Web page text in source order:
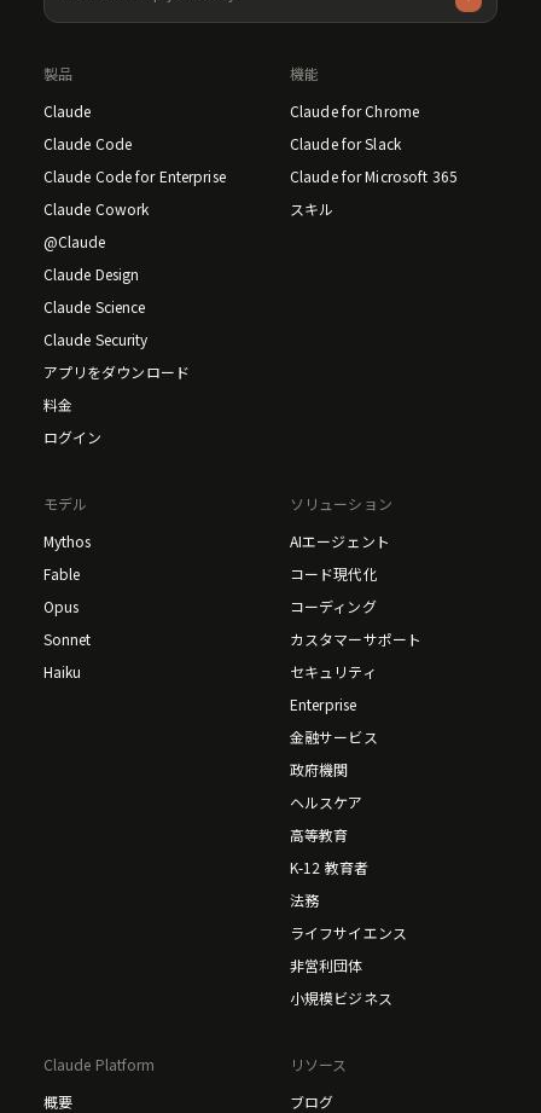
製品
Claude
Claude Code
Claude Code for Enterprise
Claude Cowork
@Claude
Claude Design
Claude Science
Claude Security
アプリをダウンロード
料金
ログイン
機能
Claude for Chrome
Claude for Slack
Claude for Microsoft 365
スキル
モデル
Mythos
Fable
Opus
Sonnet
Haiku
ソリューション
AIエージェント
コード現代化
コーディング
カスタマーサポート
セキュリティ
Enterprise
金融サービス
政府機関
ヘルスケア
高等教育
K-12 教育者
法務
ライフサイエンス
非営利団体
小規模ビジネス
Claude Platform
概要
リソース
ブログ